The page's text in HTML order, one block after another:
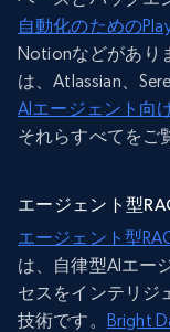
自動化のための
Notionなどがあり
は、Atlassian、
AIエージェント向
それらすべてをご
エージェント型
エージェント型
は、自律型AIエー
セスをインテリジ
技術です。 Bright